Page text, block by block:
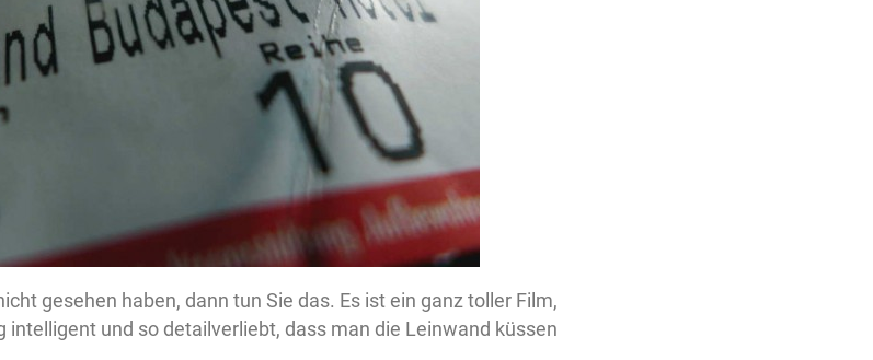
gesehen haben, dann tun Sie das. Es ist ein ganz toller Film,
intelligent und so detailverliebt, dass man die Leinwand küssen